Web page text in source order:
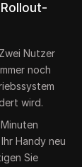
Nutzer
noch
wird.
Handy neu
Sie